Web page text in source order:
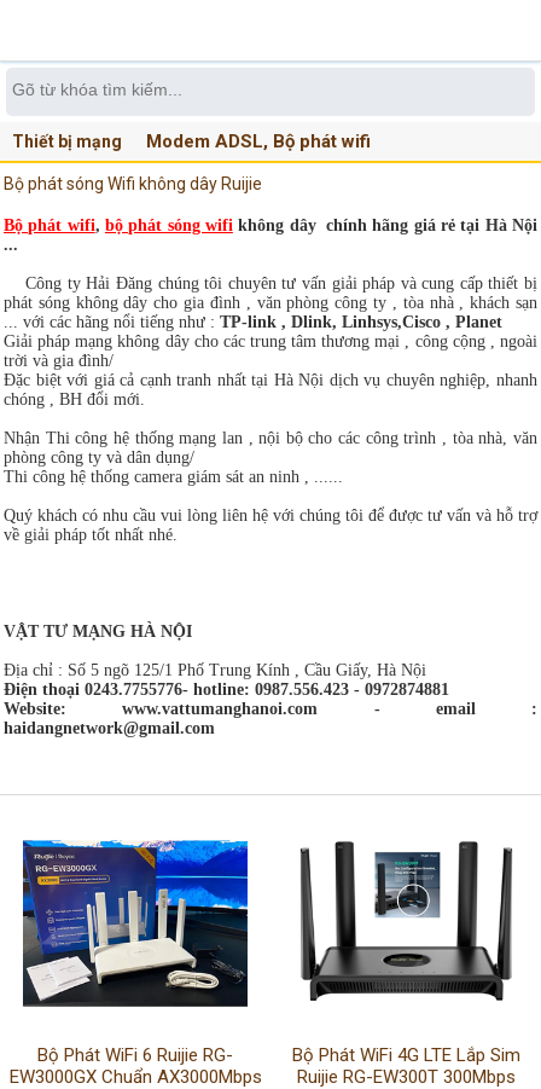
Thiết bị mạng Modem ADSL, Bộ phát wifi
Bộ phát sóng Wifi không dây Ruijie
Bộ phát wifi, bộ phát sóng wifikhông dây chính hãng giá rẻ tại Hà Nội
...
Công ty Hải Đăng chúng tôi chuyên tư vấn giải pháp và cung cấp thiết bị
phát sóng không dây cho gia đình , văn phòng công ty , tòa nhà , khách sạn
... với các hãng nổi tiếng như : TP-link , Dlink, Linhsys,Cisco , Planet
Giải pháp mạng không dây cho các trung tâm thương mại , công cộng , ngoài
trời và gia đình/
Đặc biệt với giá cả cạnh tranh nhất tại Hà Nội dịch vụ chuyên nghiệp, nhanh
chóng , BH đổi mới.
Nhận Thi công hệ thống mạng lan , nội bộ cho các công trình , tòa nhà, văn
phòng công ty và dân dụng/
Thi công hệ thống camera giám sát an ninh , ......
Quý khách có nhu cầu vui lòng liên hệ với chúng tôi để được tư vấn và hỗ trợ
về giải pháp tốt nhất nhé.
VẬT TƯ MẠNG HÀ NỘI
Địa chỉ : Số 5 ngõ 125/1 Phố Trung Kính , Cầu Giấy, Hà Nội
Điện thoại 0243.7755776- hotline: 0987.556.423 - 0972874881
Website: www.vattumanghanoi.com - email :
haidangnetwork@gmail.com
Bộ Phát WiFi 6 Ruijie RG-
EW3000GX Chuẩn AX3000Mbps
Bộ Phát WiFi 4G LTE Lắp Sim
Ruijie RG-EW300T 300Mbps